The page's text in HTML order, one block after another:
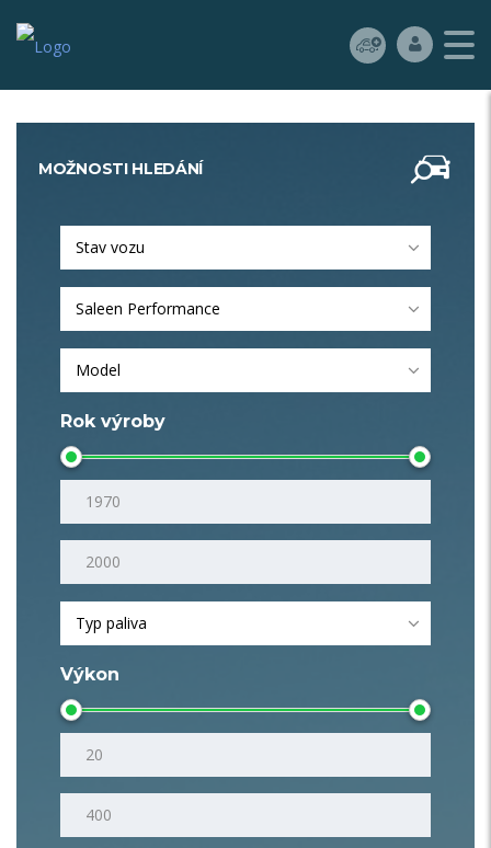
MOŽNOSTI HLEDÁNÍ
Stav vozu
Saleen Performance
Model
Rok výroby
Typ paliva
Výkon